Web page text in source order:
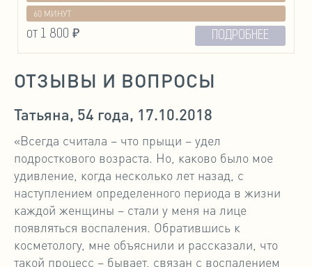
60 МИНУТ
от 1 800 ₽ ПОДРОБНЕЕ
ОТЗЫВЫ И ВОПРОСЫ
Татьяна, 54 года, 17.10.2018
«Всегда считала – что прыщи – удел
подросткового возраста. Но, каково было мое
удивление, когда несколько лет назад, с
наступлением определенного периода в жизни
каждой женщины – стали у меня на лице
появляться воспаления. Обратившись к
косметологу, мне объяснили и рассказали, что
такой процесс – бывает, связан с воспалением